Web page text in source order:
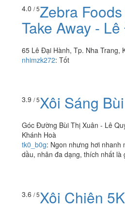
4.0 / 5Zebra
Take Away -
65 Lê Đại Hành, Tp. Nha Trang,
nhimzk272: Tốt
3.9 / 5Xôi Sáng
Góc Đường Bùi Thị Xuân - Lê
Khánh Hoà
tk0_b0g: Ngon nhưng hơi nhanh
dầu, nhân đa dạng, thích nhất là
3.6 / 5Xôi Chiên 5K